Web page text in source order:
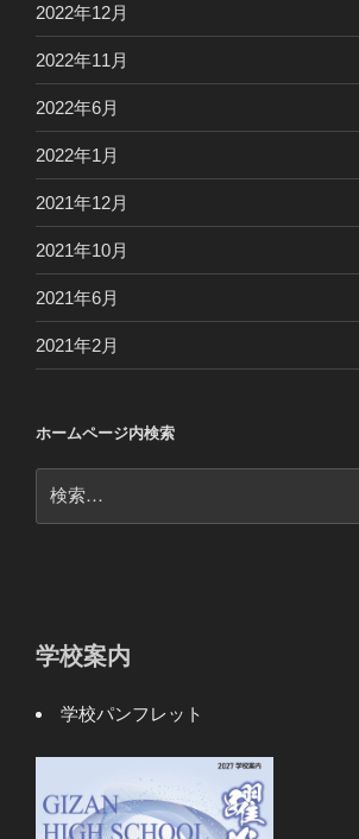
2022年12月
2022年11月
2022年6月
2022年1月
2021年12月
2021年10月
2021年6月
2021年2月
ホームページ内検索
索:
学校案内
学校パンフレット